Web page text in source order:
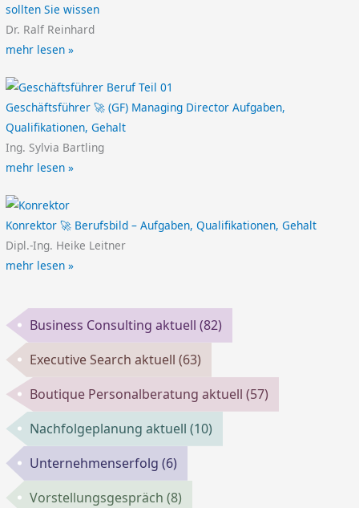
sollten Sie wissen
Dr. Ralf Reinhard
mehr lesen »
Geschäftsführer 🚀 (GF) Managing Director Aufgaben,
Qualifikationen, Gehalt
Ing. Sylvia Bartling
mehr lesen »
Konrektor 🚀 Berufsbild – Aufgaben, Qualifikationen, Gehalt
Dipl.-Ing. Heike Leitner
mehr lesen »
Business Consulting aktuell(82)
Executive Search aktuell(63)
Boutique Personalberatung aktuell(57)
Nachfolgeplanung aktuell(10)
Unternehmenserfolg(6)
Vorstellungsgespräch(8)